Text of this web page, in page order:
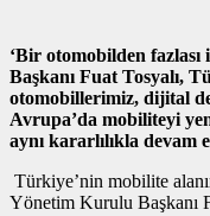
‘Bir otomobilden fazlası
Başkanı Fuat Tosyalı,
otomobillerimiz, dijital
Avrupa’da mobiliteyi
aynı kararlılıkla devam
Türkiye’nin mobilite
Yönetim Kurulu Başkanı